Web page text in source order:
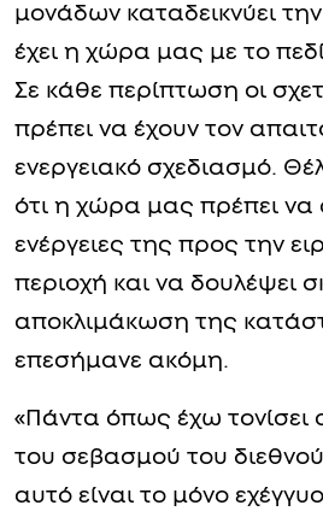
μονάδων καταδεικνύει
έχει η χώρα μας με το
Σε κάθε περίπτωση οι
πρέπει να έχουν τον
ενεργειακό σχεδιασμό.
ότι η χώρα μας πρέπει να
ενέργειες της προς την
περιοχή και να δουλέψει
αποκλιμάκωση της
επεσήμανε ακόμη.
«Πάντα όπως έχω τονίσει
του σεβασμού του
αυτό είναι το μόνο